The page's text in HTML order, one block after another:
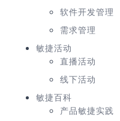
软件开发管理
需求管理
敏捷活动
直播活动
线下活动
敏捷百科
产品敏捷实践